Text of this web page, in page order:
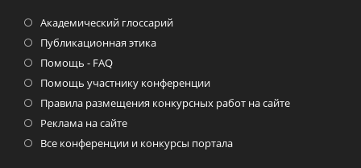
Академический глоссарий
Публикационная этика
Помощь - FAQ
Помощь участнику конференции
Правила размещения конкурсных работ на сайте
Реклама на сайте
Все конференции и конкурсы портала